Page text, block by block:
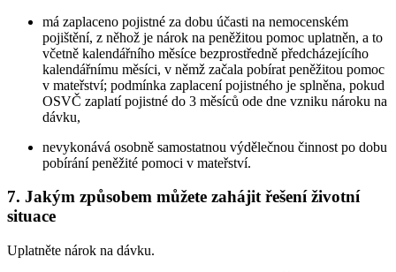
má zaplaceno pojistné za dobu účasti na nemocenském
pojištění, z něhož je nárok na peněžitou pomoc uplatněn, a to
včetně kalendářního měsíce bezprostředně předcházejícího
kalendářnímu měsíci, v němž začala pobírat peněžitou pomoc
v mateřství; podmínka zaplacení pojistného je splněna, pokud
OSVČ zaplatí pojistné do 3 měsíců ode dne vzniku nároku na
dávku,
nevykonává osobně samostatnou výdělečnou činnost po dobu
pobírání peněžité pomoci v mateřství.
7. Jakým způsobem můžete zahájit řešení životní
situace
Uplatněte nárok na dávku.